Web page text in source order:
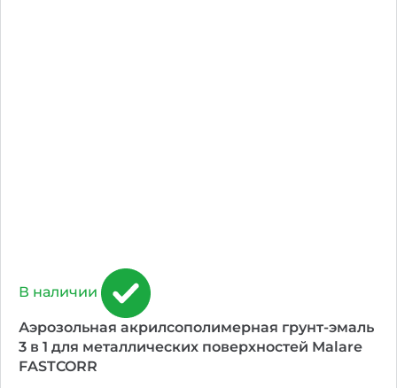
В наличии
Аэрозольная акрилсополимерная грунт-эмаль
3 в 1 для металлических поверхностей Malare
FASTCORR